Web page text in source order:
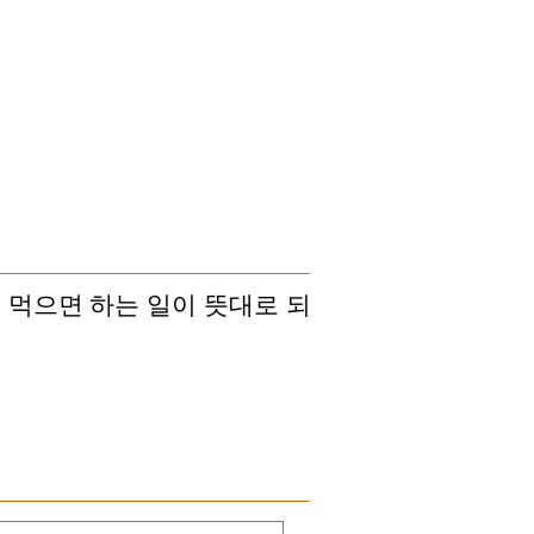
으면 하는 일이 뜻대로 되